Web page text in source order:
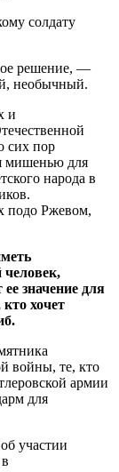
солдату
решение, —
необычный.
и
сих пор
мишенью для
народа в
подо Ржевом,
значение для
хочет
войны, те, кто
армии
для
участии